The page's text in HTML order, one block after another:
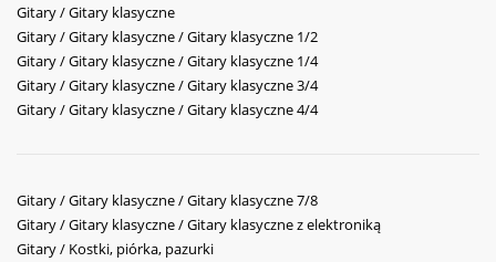
Gitary / Gitary klasyczne
Gitary / Gitary klasyczne / Gitary klasyczne 1/2
Gitary / Gitary klasyczne / Gitary klasyczne 1/4
Gitary / Gitary klasyczne / Gitary klasyczne 3/4
Gitary / Gitary klasyczne / Gitary klasyczne 4/4
Gitary / Gitary klasyczne / Gitary klasyczne 7/8
Gitary / Gitary klasyczne / Gitary klasyczne z elektroniką
Gitary / Kostki, piórka, pazurki